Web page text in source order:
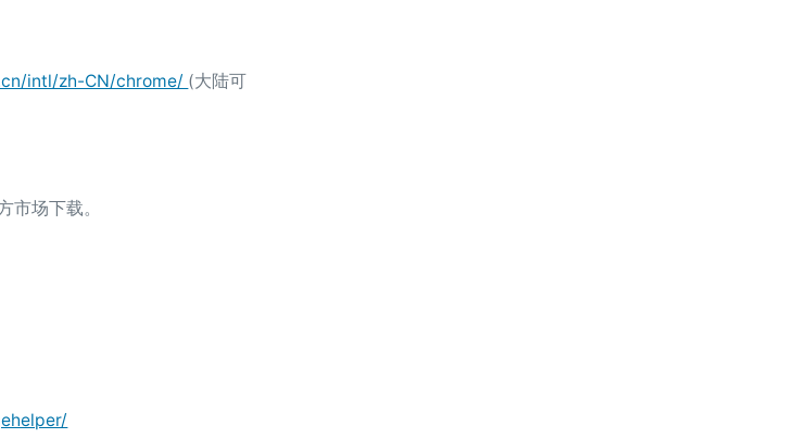
intl/zh-CN/chrome/ (大陆可
场下载。